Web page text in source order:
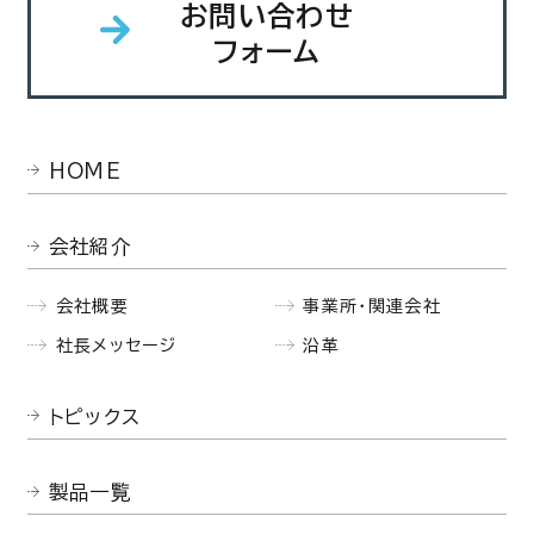
お問い合わせ
フォーム
HOME
会社紹介
会社概要
社長メッセージ
事業所・関連会社
沿革
トピックス
製品一覧